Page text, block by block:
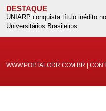
DESTAQUE
UNIARP conquista título inédito
Universitários Brasileiros
WWW.PORTALCDR.COM.BR |